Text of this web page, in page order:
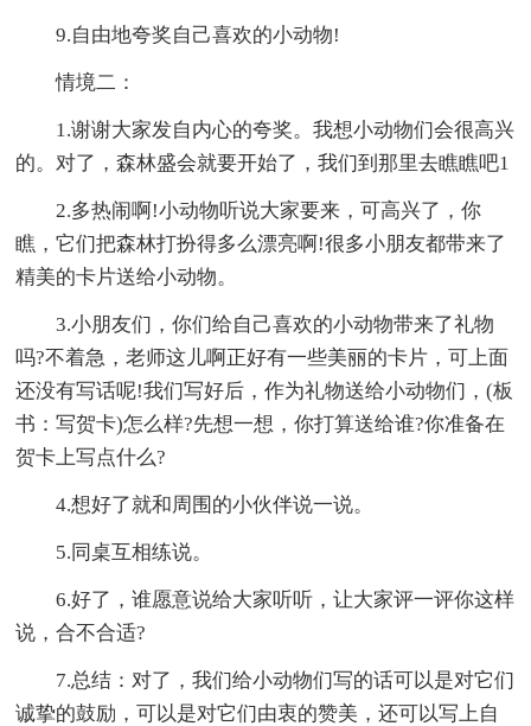
9.自由地夸奖自己喜欢的小动物!
情境二：
1.谢谢大家发自内心的夸奖。我想小动物们会很高兴
的。对了，森林盛会就要开始了，我们到那里去瞧瞧吧1
2.多热闹啊!小动物听说大家要来，可高兴了，你
瞧，它们把森林打扮得多么漂亮啊!很多小朋友都带来了
精美的卡片送给小动物。
3.小朋友们，你们给自己喜欢的小动物带来了礼物
吗?不着急，老师这儿啊正好有一些美丽的卡片，可上面
还没有写话呢!我们写好后，作为礼物送给小动物们，(板
书：写贺卡)怎么样?先想一想，你打算送给谁?你准备在
贺卡上写点什么?
4.想好了就和周围的小伙伴说一说。
5.同桌互相练说。
6.好了，谁愿意说给大家听听，让大家评一评你这样
说，合不合适?
7.总结：对了，我们给小动物们写的话可以是对它们
诚挚的鼓励，可以是对它们由衷的赞美，还可以写上自